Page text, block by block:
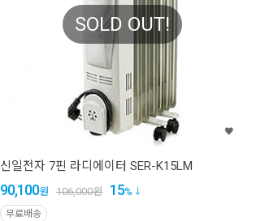
SOLD OUT!
신일전자 7핀 라디에이터 SER-K15LM
90,100원 106,000원 15%
무료배송